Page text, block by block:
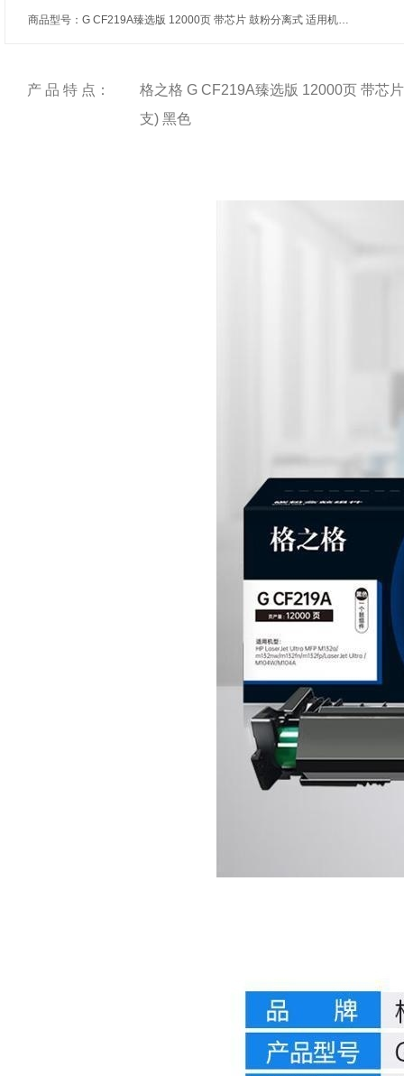
商品型号：G CF219A臻选版 12000页 带芯片 鼓粉分离式 适用机型：HP Laserjet Pro M104a/W/MFP M132snw/fp/fw/nw
产 品 特 点：
格之格 G CF219A臻选版 12000页 带芯
支) 黑色